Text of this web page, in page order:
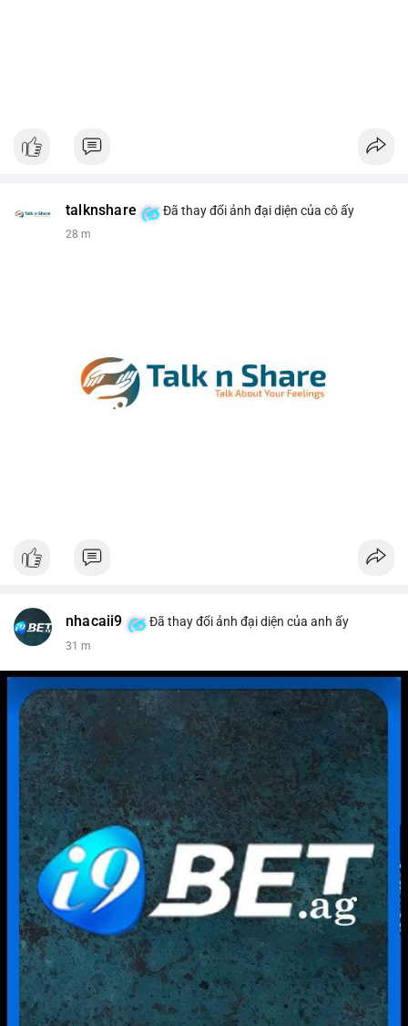
talknshare Đã thay đổi ảnh đại diện của cô ấy
28 m
nhacaii9 Đã thay đổi ảnh đại diện của anh ấy
31 m